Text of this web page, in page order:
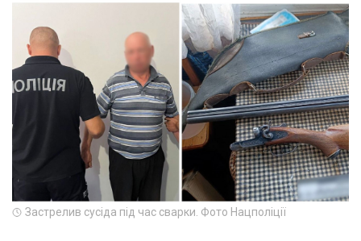
Застрелив сусіда під час сварки. Фото Нацполіції